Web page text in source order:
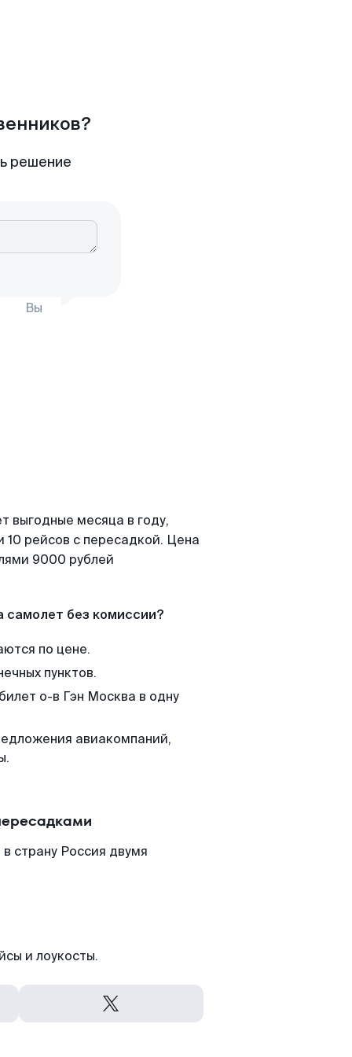
решение
Вы
выгодные месяца в году,
рейсов с пересадкой. Цена
9000 рублей
самолет без комиссии?
по цене.
пунктов.
о-в Гэн Москва в одну
авиакомпаний,
страну Россия двумя
и лоукосты.